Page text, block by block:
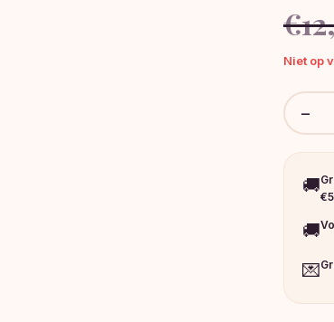
€
Niet op
−
🚚
🚚
💌